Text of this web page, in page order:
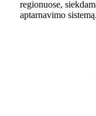
regionuose,
aptarnavimo sistemą.